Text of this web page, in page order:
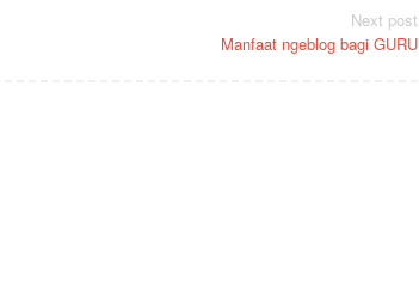
Next post
Manfaat ngeblog bagi GURU